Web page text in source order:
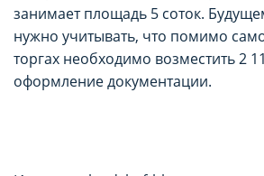
занимает площадь 5 соток.
нужно учитывать, что помимо
торгах необходимо возместить 2
оформление документации.